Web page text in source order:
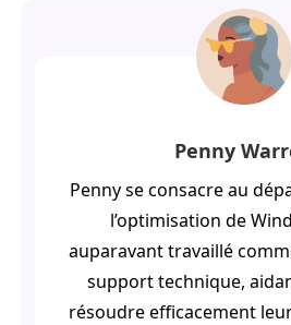
Penny
Penny se consacre au
l’optimisation de
auparavant travaillé
support technique,
résoudre efficacement